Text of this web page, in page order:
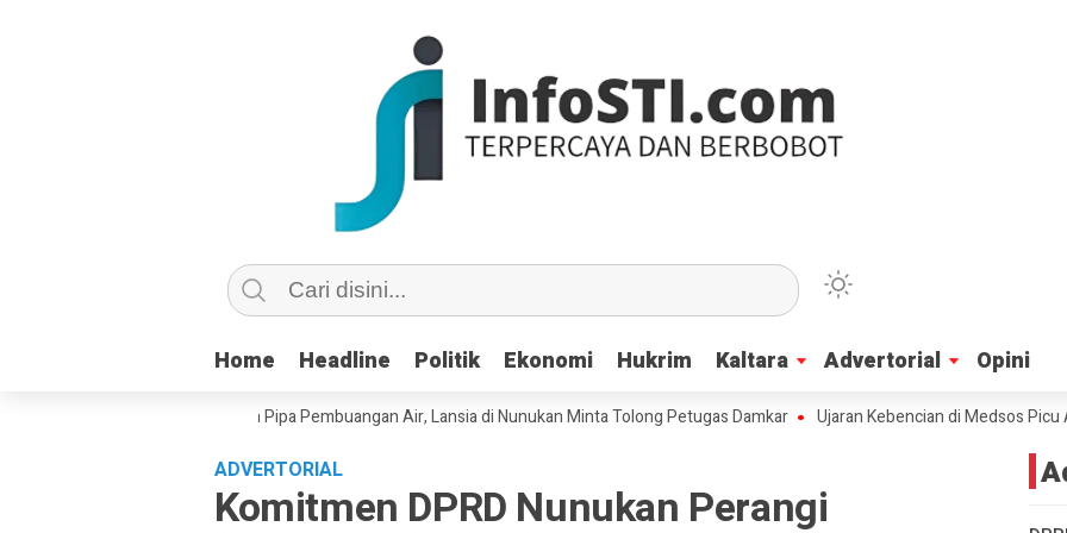
Home Headline Politik Ekonomi Hukrim Kaltara Advertorial Opini
Home Headline Politik Ekonomi Hukrim Kaltara Advertorial Opini
Copot dan Masuk Saluran Pipa Pembuangan Air, Lansia di Nunukan Minta Tolong Petugas Damkar Ujaran Kebencian di Medsos Picu Amarah
ADVERTORIAL
Komitmen DPRD Nunukan Perangi